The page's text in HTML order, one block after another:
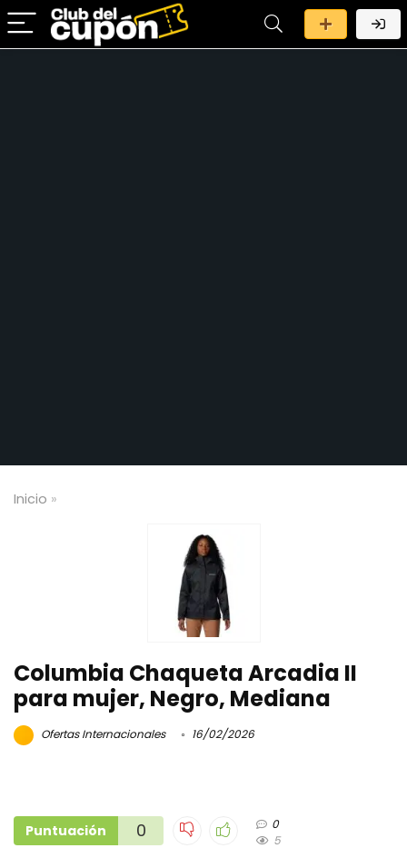
Inicio »
Columbia Chaqueta Arcadia II
para mujer, Negro, Mediana
Ofertas Internacionales 16/02/2026
Puntuación 0
0
5